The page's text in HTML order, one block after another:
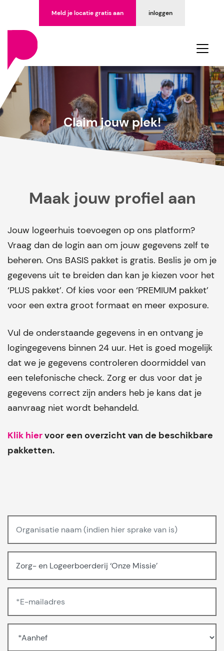
inloggen
Meld je locatie gratis aan
Claim jouw plek!
Maak jouw profiel aan
Jouw logeerhuis toevoegen op ons platform?
Vraag dan de login aan om jouw gegevens zelf te
beheren. Ons BASIS pakket is gratis. Beslis je om je
gegevens uit te breiden dan kan je kiezen voor het
‘PLUS pakket’. Of kies voor een ‘PREMIUM pakket’
voor een extra groot formaat en meer exposure.
Vul de onderstaande gegevens in en ontvang je
logingegevens binnen 24 uur. Het is goed mogelijk
dat we je gegevens controleren doormiddel van
een telefonische check. Zorg er dus voor dat je
gegevens correct zijn anders heb je kans dat je
aanvraag niet wordt behandeld.
Klik hiervoor een overzicht van de beschikbare
pakketten.